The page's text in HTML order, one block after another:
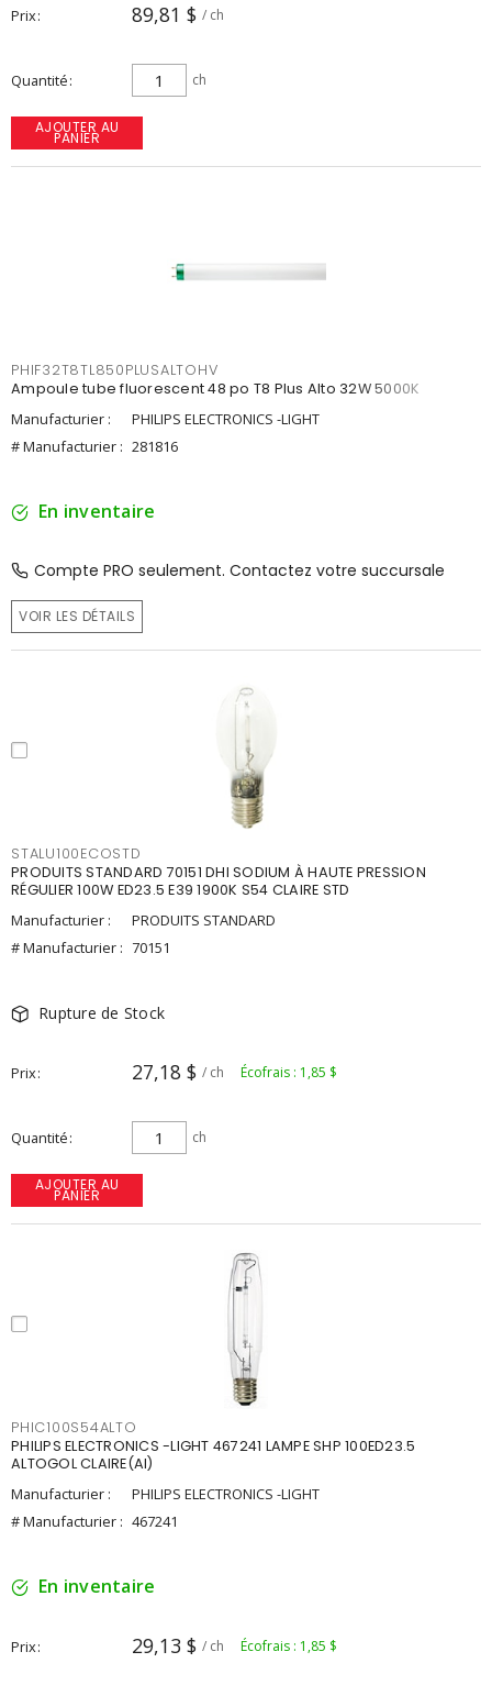
Prix 89,81 $ / ch
Quantité ch
AJOUTER AU
PANIER
PHIF32T8TL850PLUSALTOHV
Ampoule tube fluorescent 48 po T8 Plus Alto 32W 5000K
Manufacturier :
PHILIPS ELECTRONICS -LIGHT
# Manufacturier : 281816
En inventaire
Compte PRO seulement. Contactez votre succursale
VOIR LES DÉTAILS
STALU100ECOSTD
PRODUITS STANDARD 70151 DHI SODIUM À HAUTE PRESSION
RÉGULIER 100W ED23.5 E39 1900K S54 CLAIRE STD
Manufacturier :
PRODUITS STANDARD
# Manufacturier : 70151
Rupture de Stock
Prix 27,18 $ / ch Écofrais : 1,85 $
Quantité ch
AJOUTER AU
PANIER
PHIC100S54ALTO
PHILIPS ELECTRONICS -LIGHT 467241 LAMPE SHP 100ED23.5
ALTOGOL CLAIRE(AI)
Manufacturier :
PHILIPS ELECTRONICS -LIGHT
# Manufacturier : 467241
En inventaire
Prix 29,13 $ / ch Écofrais : 1,85 $